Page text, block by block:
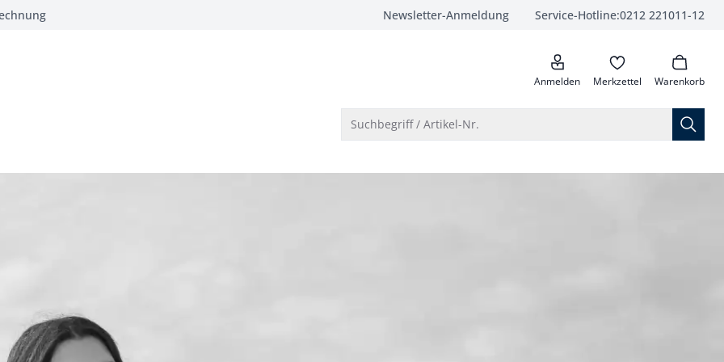
Newsletter-Anmeldung Service-Hotline:0212 221011-12
anrufen
Anmelden Merkzettel Warenkorb
Suchbegriff / Artikel-Nr.